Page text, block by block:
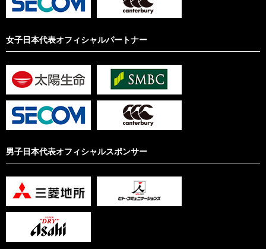
女子日本代表オフィシャルパートナー
男子日本代表オフィシャルスポンサー